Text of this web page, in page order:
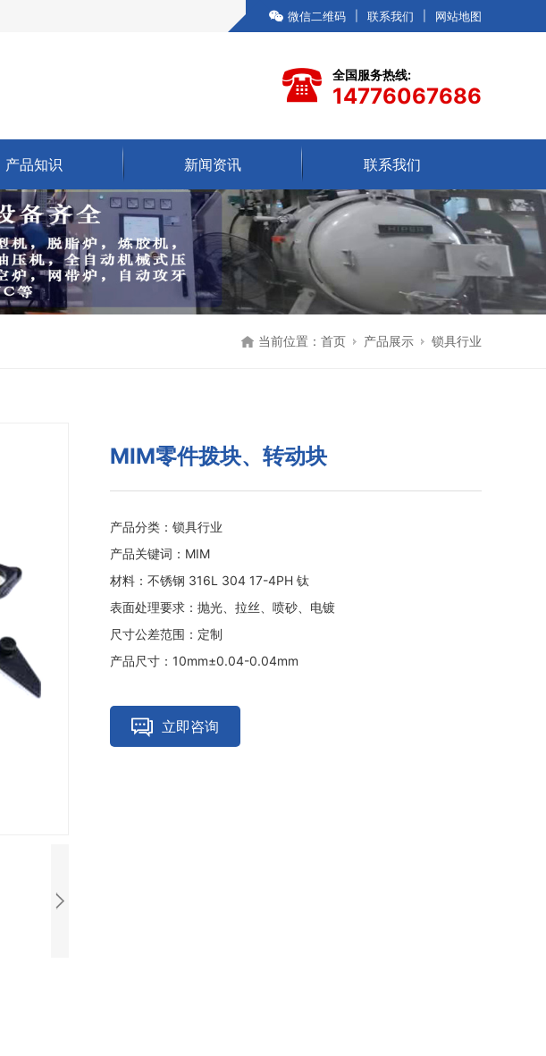
微信二维码 联系我们 网站地图
全国服务热线:
14776067686
产品知识 新闻资讯 联系我们
当前位置： 首页 产品展示 锁具行业
MIM零件拨块、转动块
产品分类：锁具行业
产品关键词：MIM
材料：不锈钢 316L 304 17-4PH 钛
表面处理要求：抛光、拉丝、喷砂、电镀
尺寸公差范围：定制
产品尺寸：10mm±0.04-0.04mm
立即咨询